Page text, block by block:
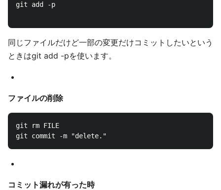
git add -p
同じファイルだけど一部の変更だけコミットしたいという
ときはgit add -pを使います。
ファイルの削除
git rm FILE
コミット漏れが有った時